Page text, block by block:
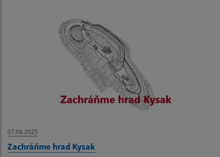
07.08.2025
Zachráňme hrad Kysak